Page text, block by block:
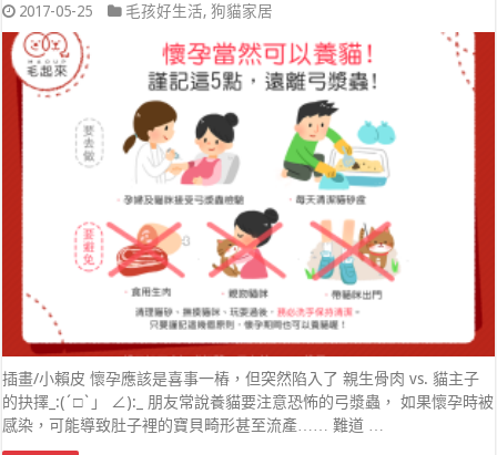
2017-05-25 毛孩好生活,狗貓家居
插畫/小賴皮 懷孕應該是喜事一樁，但突然陷入了 親生骨肉 vs. 貓主子
的抉擇_:(´□`」 ∠):_ 朋友常說養貓要注意恐怖的弓漿蟲， 如果懷孕時被
感染，可能導致肚子裡的寶貝畸形甚至流產…… 難道 …